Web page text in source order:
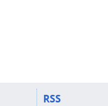
RSS